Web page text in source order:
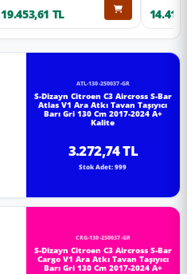
19.453,61 TL
ATL-130-250037-GR
S-Dizayn Citroen C3 Aircross S-Bar
Atlas V1 Ara Atkı Tavan Taşıyıcı
Barı Gri 130 Cm 2017-2024 A+
Kalite
3.272,74 TL
Stok Adet: 999
CRG-130-250037-GR
S-Dizayn Citroen C3 Aircross S-Bar
Cargo V1 Ara Atkı Tavan Taşıyıcı
Barı Gri 130 Cm 2017-2024 A+